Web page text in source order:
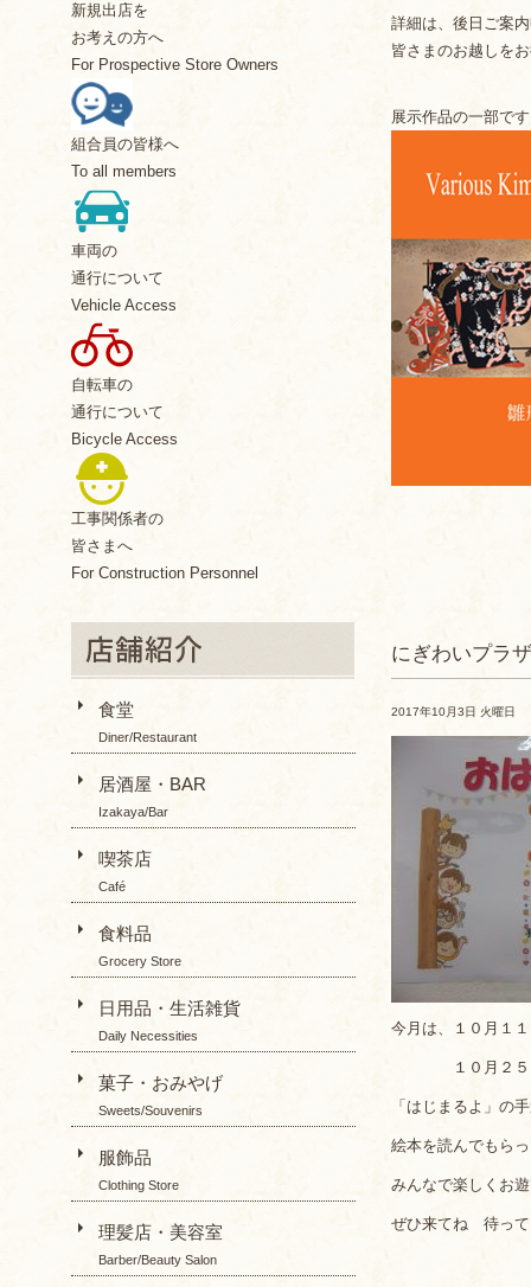
詳細は、後日ご案
皆さまのお越しを
展示作品の一部で
にぎわいプラザ
2017年10月3日 火曜日
今月は、１０月１
１０月２５日（
「はじまるよ」の
絵本を読んでもら
みんなで楽しくお
ぜひ来てね 待っ
新規出店を
お考えの方へ
For Prospective Store Owners
組合員の皆様へ
To all members
車両の
通行について
Vehicle Access
自転車の
通行について
Bicycle Access
工事関係者の
皆さまへ
For Construction Personnel
食堂
Diner/Restaurant
居酒屋・BAR
Izakaya/Bar
喫茶店
Café
食料品
Grocery Store
日用品・生活雑貨
Daily Necessities
菓子・おみやげ
Sweets/Souvenirs
服飾品
Clothing Store
理髪店・美容室
Barber/Beauty Salon